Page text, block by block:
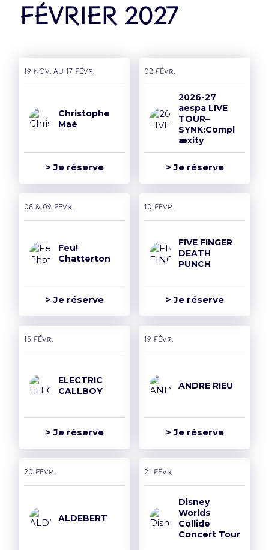
février 2027
19 nov. AU 17 févr.
Christophe
Maé
> Je réserve
02 févr.
2026-27
aespa LIVE
TOUR–
SYNK:Compl
æxity
> Je réserve
08 & 09 févr.
Feu!
Chatterton
> Je réserve
10 févr.
FIVE FINGER
DEATH
PUNCH
> Je réserve
15 févr.
ELECTRIC
CALLBOY
> Je réserve
19 févr.
ANDRE RIEU
> Je réserve
20 févr.
ALDEBERT
21 févr.
Disney
Worlds
Collide
Concert Tour